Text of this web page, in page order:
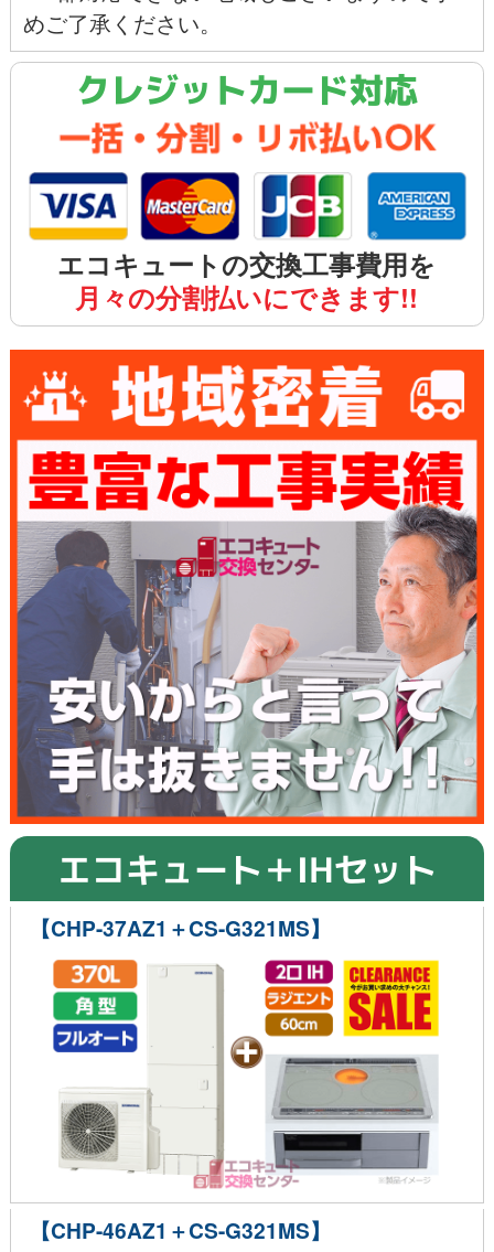
めご了承ください。
クレジットカード対応
エコキュートの交換工事費用を
月々の分割払いにできます!!
エコキュート＋IHセット
【CHP-37AZ1＋CS-G321MS】
【CHP-46AZ1＋CS-G321MS】